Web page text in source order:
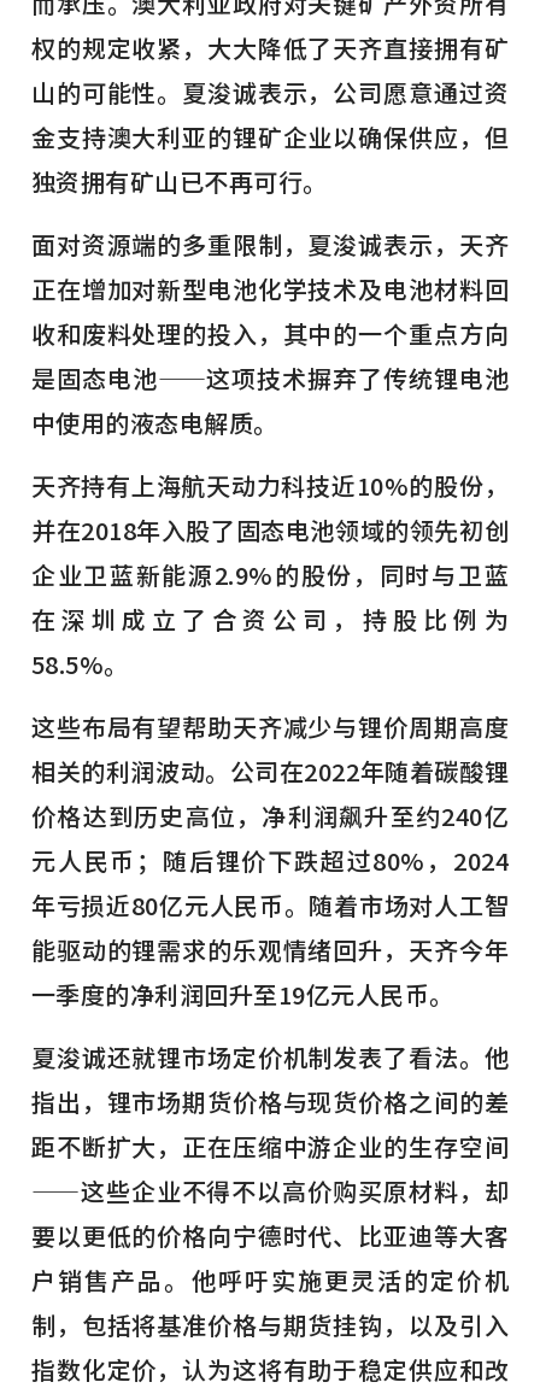
权的规定收紧，大大降低了天齐直接拥有矿
山的可能性。夏浚诚表示，公司愿意通过资
金支持澳大利亚的锂矿企业以确保供应，但
独资拥有矿山已不再可行。
面对资源端的多重限制，夏浚诚表示，天齐
正在增加对新型电池化学技术及电池材料回
收和废料处理的投入，其中的一个重点方向
是固态电池——这项技术摒弃了传统锂电池
中使用的液态电解质。
天齐持有上海航天动力科技近10%的股份，
并在2018年入股了固态电池领域的领先初创
企业卫蓝新能源2.9%的股份，同时与卫蓝
在深圳成立了合资公司，持股比例为
58.5%。
这些布局有望帮助天齐减少与锂价周期高度
相关的利润波动。公司在2022年随着碳酸锂
价格达到历史高位，净利润飙升至约240亿
元人民币；随后锂价下跌超过80%，2024
年亏损近80亿元人民币。随着市场对人工智
能驱动的锂需求的乐观情绪回升，天齐今年
一季度的净利润回升至19亿元人民币。
夏浚诚还就锂市场定价机制发表了看法。他
指出，锂市场期货价格与现货价格之间的差
距不断扩大，正在压缩中游企业的生存空间
——这些企业不得不以高价购买原材料，却
要以更低的价格向宁德时代、比亚迪等大客
户销售产品。他呼吁实施更灵活的定价机
制，包括将基准价格与期货挂钩，以及引入
指数化定价，认为这将有助于稳定供应和改